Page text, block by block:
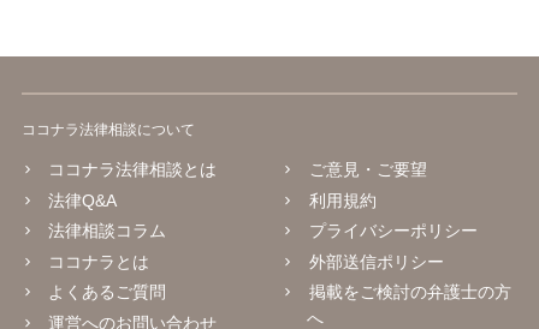
ココナラ法律相談について
ココナラ法律相談とは
法律Q&A
法律相談コラム
ココナラとは
よくあるご質問
運営へのお問い合わせ
ご意見・ご要望
利用規約
プライバシーポリシー
外部送信ポリシー
掲載をご検討の弁護士の方
へ